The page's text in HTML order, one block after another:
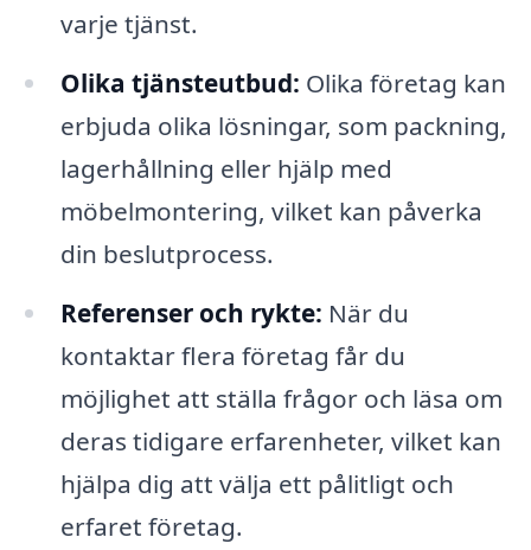
varje tjänst.
Olika tjänsteutbud: Olika företag kan
erbjuda olika lösningar, som packning,
lagerhållning eller hjälp med
möbelmontering, vilket kan påverka
din beslutprocess.
Referenser och rykte: När du
kontaktar flera företag får du
möjlighet att ställa frågor och läsa om
deras tidigare erfarenheter, vilket kan
hjälpa dig att välja ett pålitligt och
erfaret företag.